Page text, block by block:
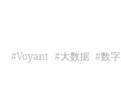
#Voyant #大数据 #数